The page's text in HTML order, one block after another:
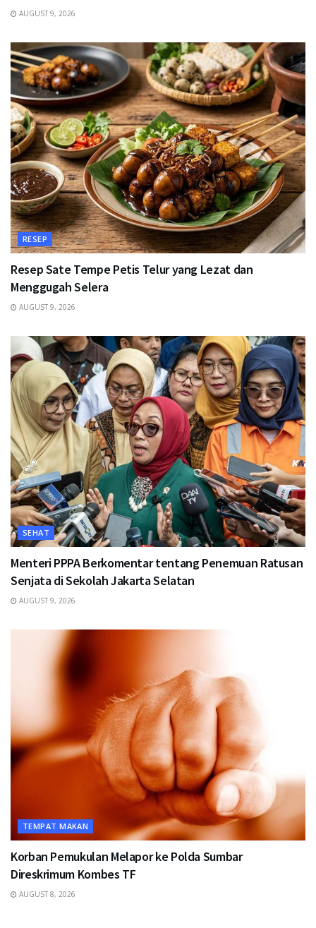
AUGUST 9, 2026
RESEP
Resep Sate Tempe Petis Telur yang Lezat dan
Menggugah Selera
AUGUST 9, 2026
SEHAT
Menteri PPPA Berkomentar tentang Penemuan Ratusan
Senjata di Sekolah Jakarta Selatan
AUGUST 9, 2026
TEMPAT MAKAN
Korban Pemukulan Melapor ke Polda Sumbar
Direskrimum Kombes TF
AUGUST 8, 2026